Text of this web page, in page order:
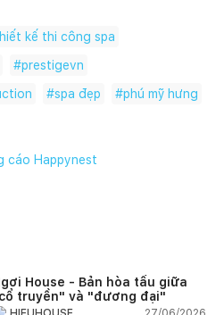
kế thi công spa
#prestigevn
#spa đẹp #phú mỹ hưng
House - Bản hòa tấu giữa
truyền" và "đương đại"